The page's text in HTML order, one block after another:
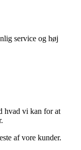
service og høj
hvad vi kan for at
af vore kunder.